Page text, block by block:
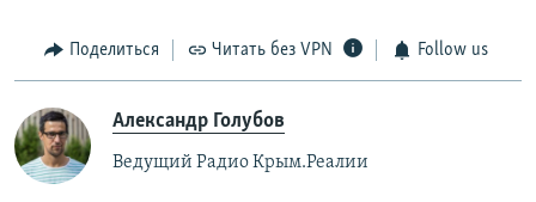
Поделиться Читать без VPN Follow us
Александр Голубов
Ведущий Радио Крым.Реалии